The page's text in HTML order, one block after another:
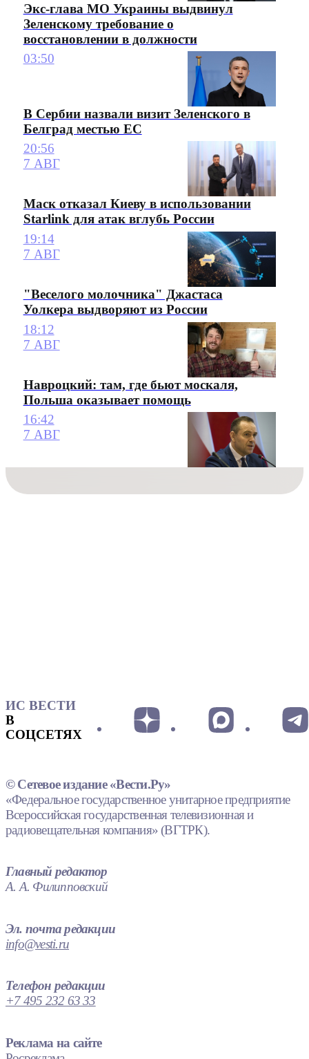
Экс-глава МО Украины выдвинул
Зеленскому требование о
восстановлении в должности
03:50
В Сербии назвали визит Зеленского в
Белград местью ЕС
20:56
7 АВГ
Маск отказал Киеву в использовании
Starlink для атак вглубь России
19:14
7 АВГ
"Веселого молочника" Джастаса
Уолкера выдворяют из России
18:12
7 АВГ
Навроцкий: там, где бьют москаля,
Польша оказывает помощь
16:42
7 АВГ
ИС ВЕСТИ
В
СОЦСЕТЯХ
© Сетевое издание «Вести.Ру»
«Федеральное государственное унитарное предприятие
Всероссийская государственная телевизионная и
радиовещательная компания» (ВГТРК).
Главный редактор
А. А. Филипповский
Эл. почта редакции
info@vesti.ru
Телефон редакции
+7 495 232 63 33
Реклама на сайте